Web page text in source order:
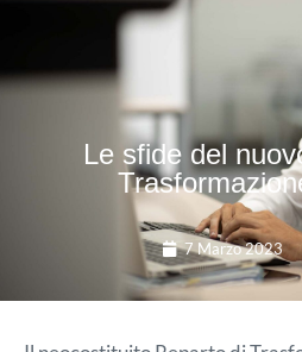
Le sfide del
7 Marzo 2023